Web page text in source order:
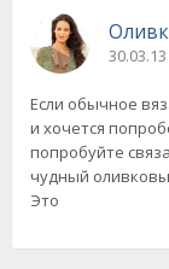
30.03.13
Если обычное
и хочется
попробуйте
чудный
Это